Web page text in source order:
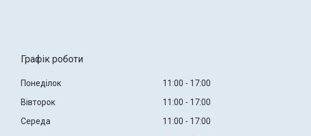
Графік роботи
Понеділок 11:00
17:00
Вівторок
11:00
17:00
Середа
11:00
17:00